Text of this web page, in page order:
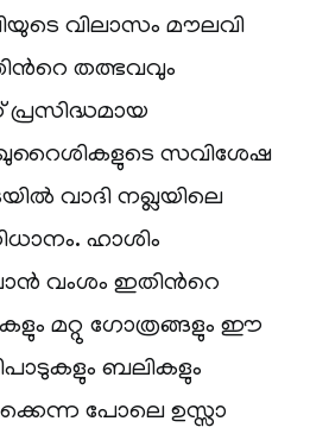
വിലാസം മൗലവി
തത്ഭവവും
സവിശേഷ
വാദി നഖ്ലയിലെ
ഹാശിം
വംശം ഇതിന്‍റെ
മറ്റു ഗോത്രങ്ങളും ഈ
ബലികളും
പോലെ ഉസ്സാ